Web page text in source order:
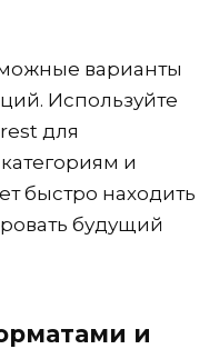
варианты
Используйте
для
и
быстро находить
будущий
и